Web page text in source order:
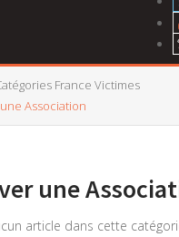
France Victimes
Association
une
article dans cette